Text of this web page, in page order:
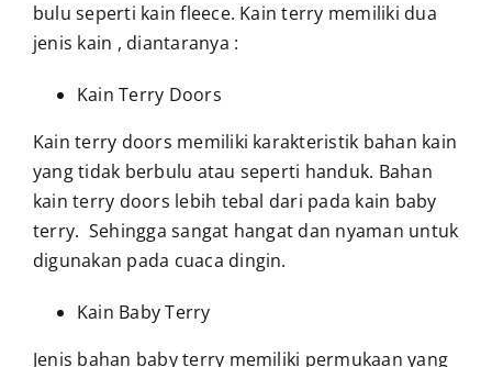
bulu seperti kain fleece. Kain terry memiliki dua
jenis kain , diantaranya :
Kain Terry Doors
Kain terry doors memiliki karakteristik bahan kain
yang tidak berbulu atau seperti handuk. Bahan
kain terry doors lebih tebal dari pada kain baby
terry. Sehingga sangat hangat dan nyaman untuk
digunakan pada cuaca dingin.
Kain Baby Terry
Jenis bahan baby terry memiliki permukaan yang